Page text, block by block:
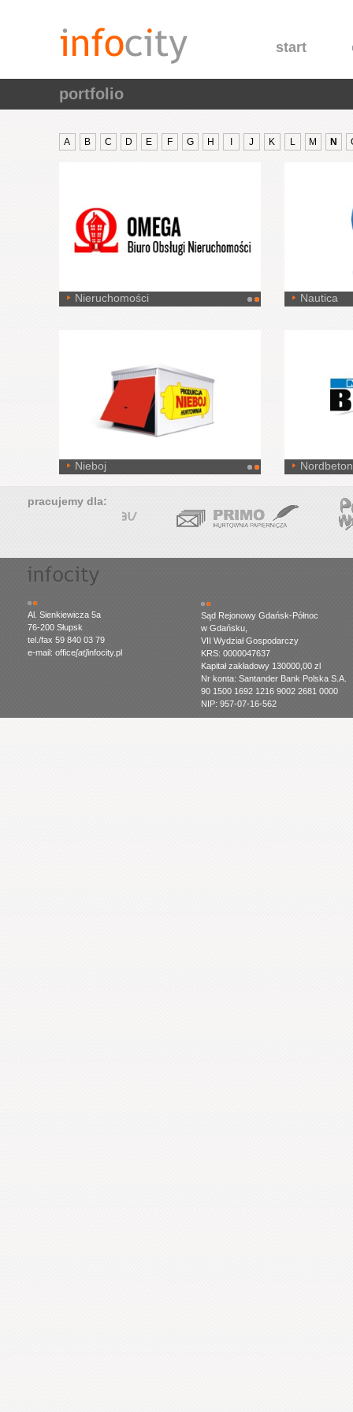
start
portfolio
A B C D E F G H J K L M N
Nieruchomości Nautica
Nieboj Nordbeton
pracujemy dla:
Al. Sienkiewicza 5a
76-200 Słupsk
tel./fax 59 840 03 79
e-mail: office[at]infocity.pl
Sąd Rejonowy Gdańsk-Północ
w Gdańsku,
VII Wydział Gospodarczy
KRS: 0000047637
Kapitał zakładowy 130000,00 zl
Nr konta: Santander Bank Polska S.A.
90 1500 1692 1216 9002 2681 0000
NIP: 957-07-16-562